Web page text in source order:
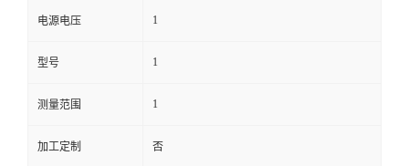
在
线
电源电压 1
型号 1
测量范围 1
加工定制 否